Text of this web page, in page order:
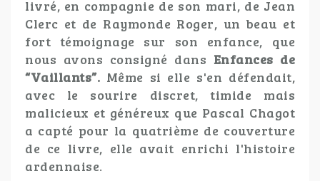
livré, en compagnie de son mari, de Jean
Clerc et de Raymonde Roger, un beau et
fort témoignage sur son enfance, que
nous avons consigné dans Enfances de
“Vaillants”. Même si elle s'en défendait,
avec le sourire discret, timide mais
malicieux et généreux que Pascal Chagot
a capté pour la quatrième de couverture
de ce livre, elle avait enrichi l'histoire
ardennaise.